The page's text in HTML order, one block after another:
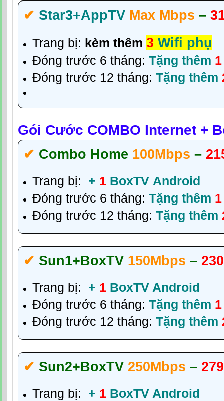
✔‎ Star3+AppTV Max Mbps –
Trang bị: kèm thêm 3 Wifi phụ
Đóng trước 6 tháng: Tặng thêm 1
Đóng trước 12 tháng: Tặng thêm
Gói Cước COMBO Internet +
✔‎ Combo Home 100Mbps –
Trang bị: + 1 BoxTV Android
Đóng trước 6 tháng: Tặng thêm 1
Đóng trước 12 tháng: Tặng thêm
✔‎ Sun1+BoxTV 150Mbps –
Trang bị: + 1 BoxTV Android
Đóng trước 6 tháng: Tặng thêm 1
Đóng trước 12 tháng: Tặng thêm
✔‎ Sun2+BoxTV 250Mbps –
Trang bị: + 1 BoxTV Android